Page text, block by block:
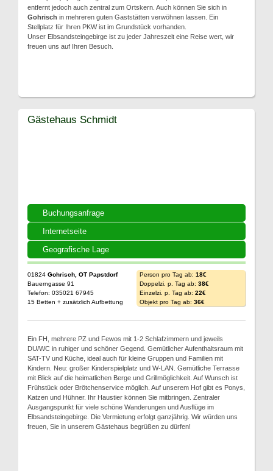
entfernt jedoch auch zentral zum Ortskern. Auch können Sie sich in
Gohrisch in mehreren guten Gaststätten verwöhnen lassen. Ein
Stellplatz für Ihren PKW ist im Grundstück vorhanden.
Unser Elbsandsteingebirge ist zu jeder Jahreszeit eine Reise wert, wir
freuen uns auf Ihren Besuch.
Buchungsanfrage
Internetseite
Geografische Lage
Gästehaus Schmidt
01824 Gohrisch, OT Papstdorf
Bauerngasse 91
Telefon: 035021 67945
15 Betten + zusätzlich Aufbettung
Person pro Tag ab: 18€
Doppelzi. p. Tag ab: 38€
Einzelzi. p. Tag ab: 22€
Objekt pro Tag ab: 36€
Ein FH, mehrere PZ und Fewos mit 1-2 Schlafzimmern und jeweils
DU/WC in ruhiger und schöner Gegend. Gemütlicher Aufenthaltsraum mit
SAT-TV und Küche, ideal auch für kleine Gruppen und Familien mit
Kindern. Neu: großer Kinderspielplatz und W-LAN. Gemütliche Terrasse
mit Blick auf die heimatlichen Berge und Grillmöglichkeit. Auf Wunsch ist
Frühstück oder Brötchenservice möglich. Auf unserem Hof gibt es Ponys,
Katzen und Hühner. Ihr Haustier können Sie mitbringen. Zentraler
Ausgangspunkt für viele schöne Wanderungen und Ausflüge im
Elbsandsteingebirge. Die Vermietung erfolgt ganzjährig. Wir würden uns
freuen, Sie in unserem Gästehaus begrüßen zu dürfen!